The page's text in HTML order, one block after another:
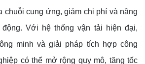
chuỗi cung ứng, giảm chi phí và nâng
Với hệ thống vận tải hiện đại,
minh và giải pháp tích hợp công
có thể mở rộng quy mô, tăng tốc